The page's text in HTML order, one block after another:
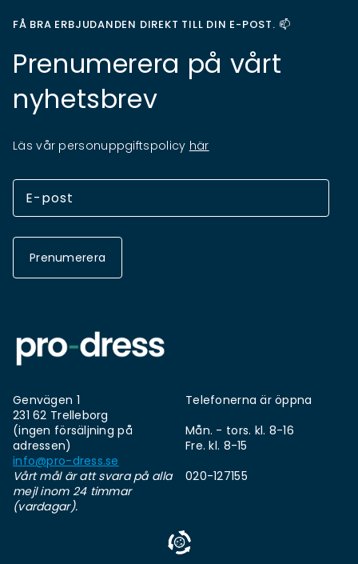
FÅ BRA ERBJUDANDEN DIREKT TILL DIN E-POST. 📫
Prenumerera på vårt
nyhetsbrev
Läs vår personuppgiftspolicy här
Prenumerera
Genvägen 1
231 62 Trelleborg
(ingen försäljning på
adressen)
info@pro-dress.se
Vårt mål är att svara på alla
mejl inom 24 timmar
(vardagar).
Telefonerna är öppna
Mån. - tors. kl. 8-16
Fre. kl. 8-15
020-127155